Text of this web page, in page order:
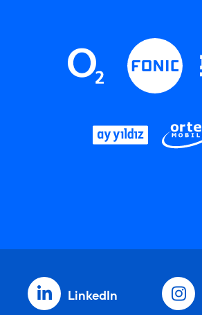
LinkedIn